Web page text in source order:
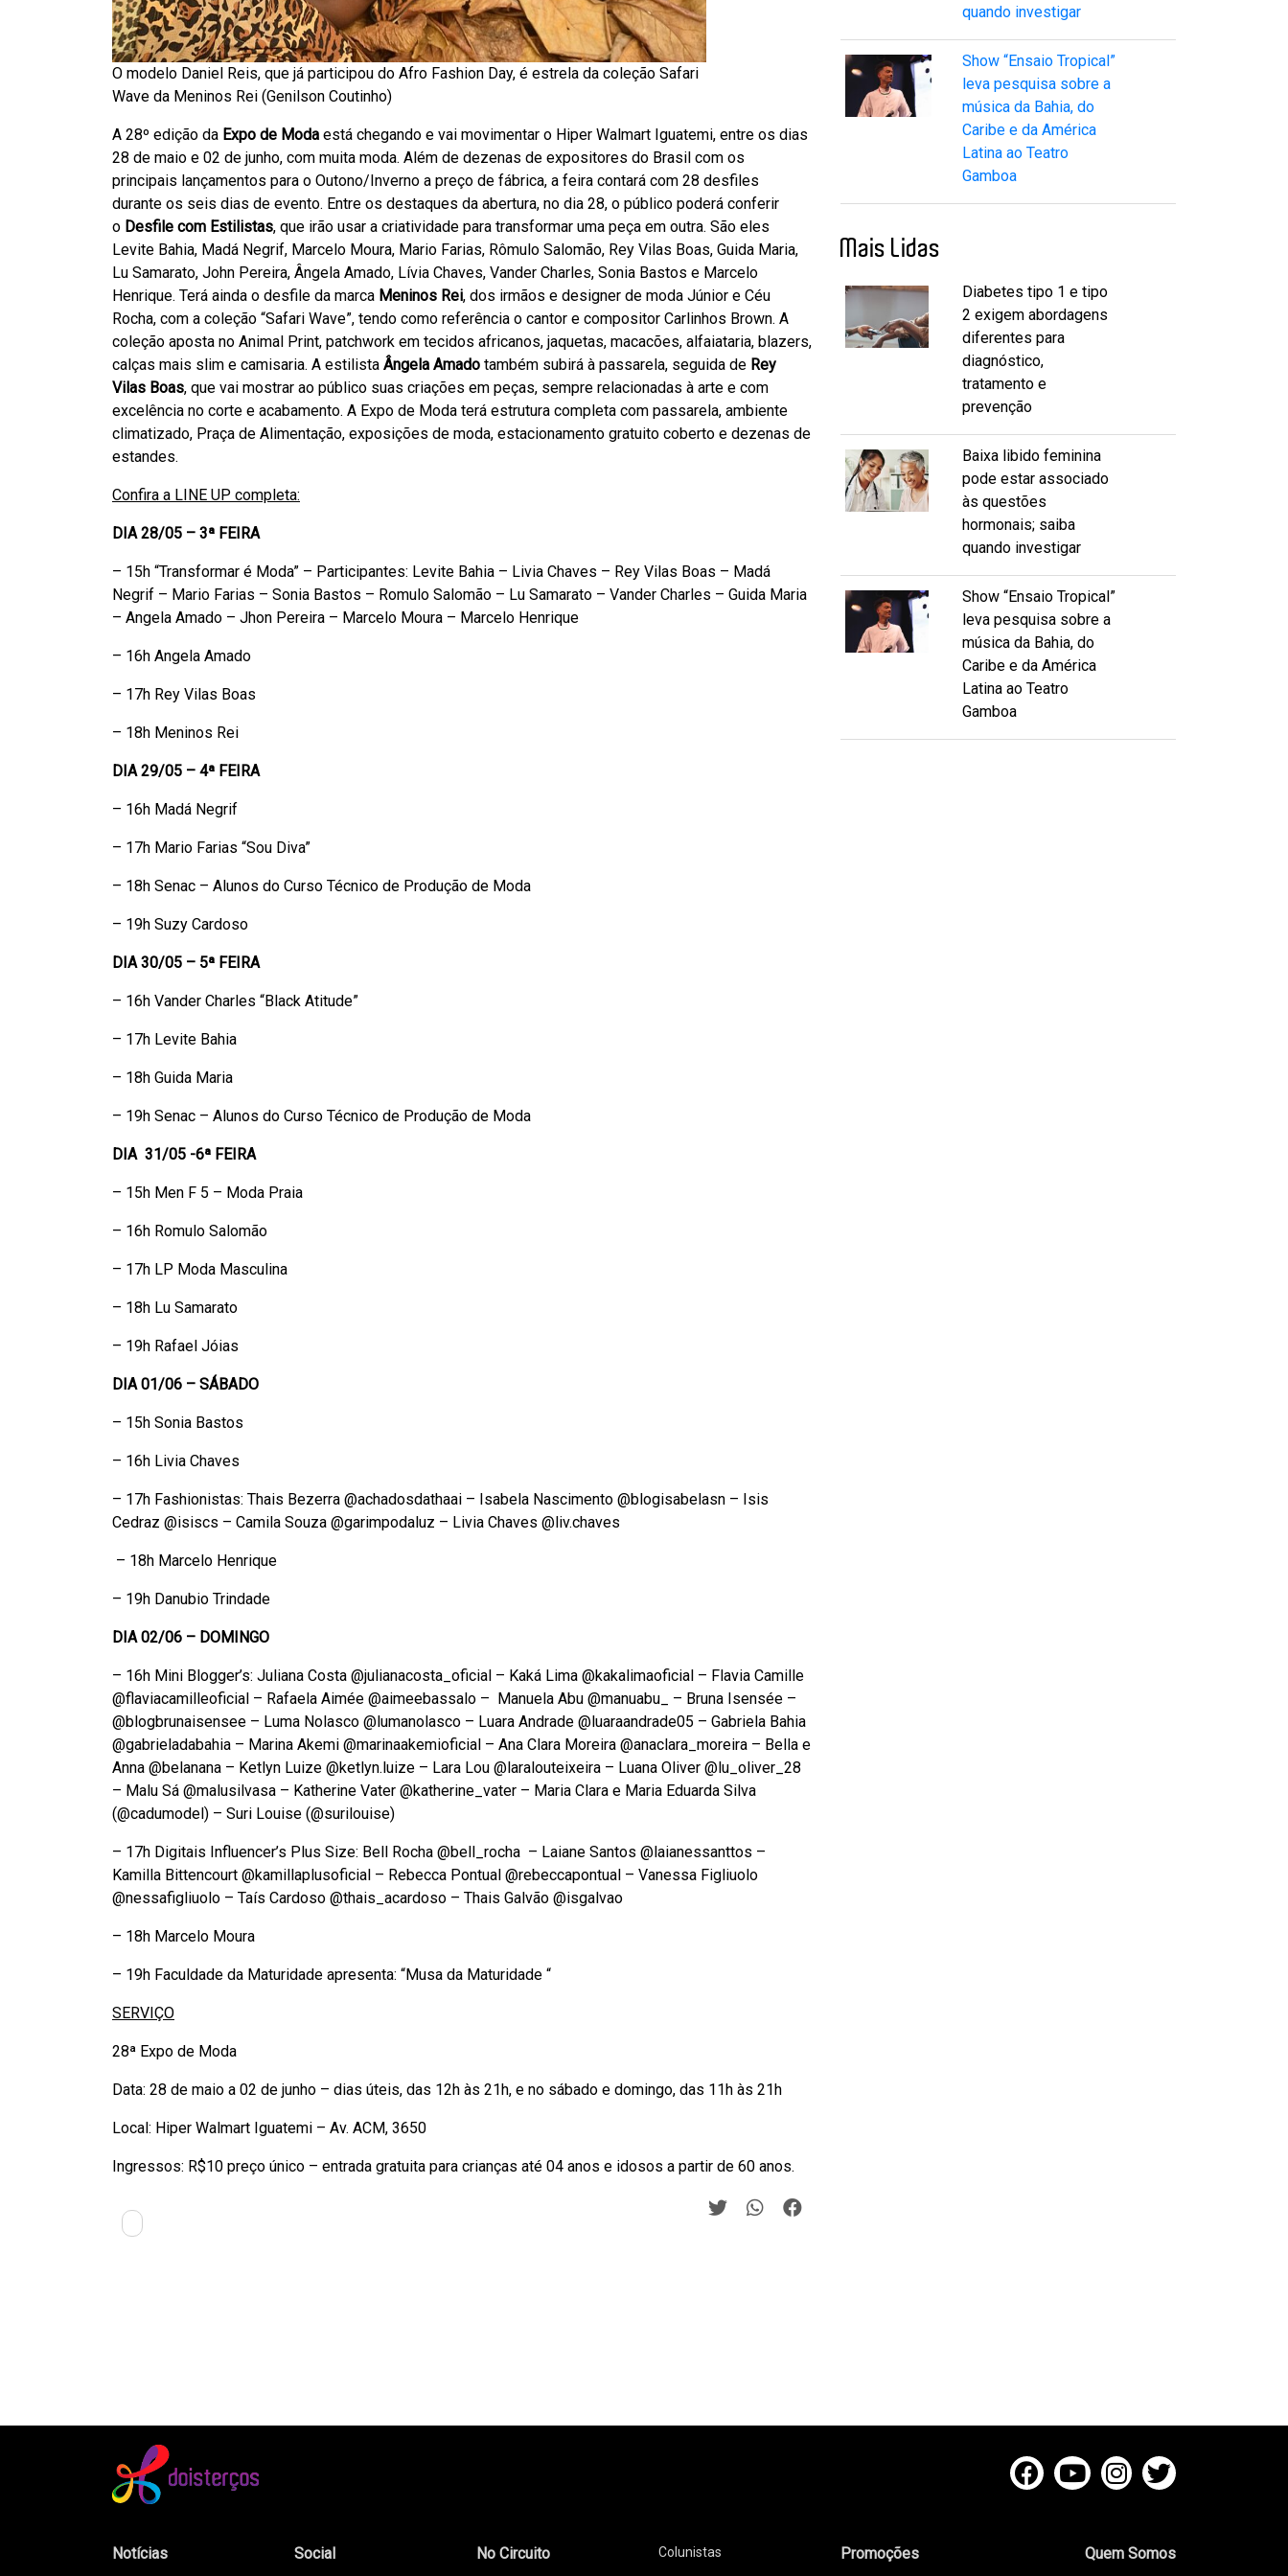
O modelo Daniel Reis, que já participou do Afro Fashion Day, é estrela da coleção Safari
Wave da Meninos Rei (Genilson Coutinho)
A 28º edição da Expo de Moda está chegando e vai movimentar o Hiper Walmart Iguatemi, entre os dias
28 de maio e 02 de junho, com muita moda. Além de dezenas de expositores do Brasil com os
principais lançamentos para o Outono/Inverno a preço de fábrica, a feira contará com 28 desfiles
durante os seis dias de evento. Entre os destaques da abertura, no dia 28, o público poderá conferir
o Desfile com Estilistas, que irão usar a criatividade para transformar uma peça em outra. São eles
Levite Bahia, Madá Negrif, Marcelo Moura, Mario Farias, Rômulo Salomão, Rey Vilas Boas, Guida Maria,
Lu Samarato, John Pereira, Ângela Amado, Lívia Chaves, Vander Charles, Sonia Bastos e Marcelo
Henrique. Terá ainda o desfile da marca Meninos Rei, dos irmãos e designer de moda Júnior e Céu
Rocha, com a coleção “Safari Wave”, tendo como referência o cantor e compositor Carlinhos Brown. A
coleção aposta no Animal Print, patchwork em tecidos africanos, jaquetas, macacões, alfaiataria, blazers,
calças mais slim e camisaria. A estilista Ângela Amado também subirá à passarela, seguida de Rey
Vilas Boas, que vai mostrar ao público suas criações em peças, sempre relacionadas à arte e com
excelência no corte e acabamento. A Expo de Moda terá estrutura completa com passarela, ambiente
climatizado, Praça de Alimentação, exposições de moda, estacionamento gratuito coberto e dezenas de
estandes.
Confira a LINE UP completa:
DIA 28/05 – 3ª FEIRA
– 15h “Transformar é Moda” – Participantes: Levite Bahia – Livia Chaves – Rey Vilas Boas – Madá
Negrif – Mario Farias – Sonia Bastos – Romulo Salomão – Lu Samarato – Vander Charles – Guida Maria
– Angela Amado – Jhon Pereira – Marcelo Moura – Marcelo Henrique
– 16h Angela Amado
– 17h Rey Vilas Boas
– 18h Meninos Rei
DIA 29/05 – 4ª FEIRA
– 16h Madá Negrif
– 17h Mario Farias “Sou Diva”
– 18h Senac – Alunos do Curso Técnico de Produção de Moda
– 19h Suzy Cardoso
DIA 30/05 – 5ª FEIRA
– 16h Vander Charles “Black Atitude”
– 17h Levite Bahia
– 18h Guida Maria
– 19h Senac – Alunos do Curso Técnico de Produção de Moda
DIA 31/05 -6ª FEIRA
– 15h Men F 5 – Moda Praia
– 16h Romulo Salomão
– 17h LP Moda Masculina
– 18h Lu Samarato
– 19h Rafael Jóias
DIA 01/06 – SÁBADO
– 15h Sonia Bastos
– 16h Livia Chaves
– 17h Fashionistas: Thais Bezerra @achadosdathaai – Isabela Nascimento @blogisabelasn – Isis
Cedraz @isiscs – Camila Souza @garimpodaluz – Livia Chaves @liv.chaves
– 18h Marcelo Henrique
– 19h Danubio Trindade
DIA 02/06 – DOMINGO
– 16h Mini Blogger’s: Juliana Costa @julianacosta_oficial – Kaká Lima @kakalimaoficial – Flavia Camille
@flaviacamilleoficial – Rafaela Aimée @aimeebassalo – Manuela Abu @manuabu_ – Bruna Isensée –
@blogbrunaisensee – Luma Nolasco @lumanolasco – Luara Andrade @luaraandrade05 – Gabriela Bahia
@gabrieladabahia – Marina Akemi @marinaakemioficial – Ana Clara Moreira @anaclara_moreira – Bella e
Anna @belanana – Ketlyn Luize @ketlyn.luize – Lara Lou @laralouteixeira – Luana Oliver @lu_oliver_28
– Malu Sá @malusilvasa – Katherine Vater @katherine_vater – Maria Clara e Maria Eduarda Silva
(@cadumodel) – Suri Louise (@surilouise)
– 17h Digitais Influencer’s Plus Size: Bell Rocha @bell_rocha – Laiane Santos @laianessanttos –
Kamilla Bittencourt @kamillaplusoficial – Rebecca Pontual @rebeccapontual – Vanessa Figliuolo
@nessafigliuolo – Taís Cardoso @thais_acardoso – Thais Galvão @isgalvao
– 18h Marcelo Moura
– 19h Faculdade da Maturidade apresenta: “Musa da Maturidade “
SERVIÇO
28ª Expo de Moda
Data: 28 de maio a 02 de junho – dias úteis, das 12h às 21h, e no sábado e domingo, das 11h às 21h
Local: Hiper Walmart Iguatemi – Av. ACM, 3650
Ingressos: R$10 preço único – entrada gratuita para crianças até 04 anos e idosos a partir de 60 anos.
quando investigar
Show “Ensaio Tropical”
leva pesquisa sobre a
música da Bahia, do
Caribe e da América
Latina ao Teatro
Gamboa
Mais Lidas
Diabetes tipo 1 e tipo
2 exigem abordagens
diferentes para
diagnóstico,
tratamento e
prevenção
Baixa libido feminina
pode estar associado
às questões
hormonais; saiba
quando investigar
Show “Ensaio Tropical”
leva pesquisa sobre a
música da Bahia, do
Caribe e da América
Latina ao Teatro
Gamboa
Notícias Social No Circuito Colunistas Promoções Quem Somos